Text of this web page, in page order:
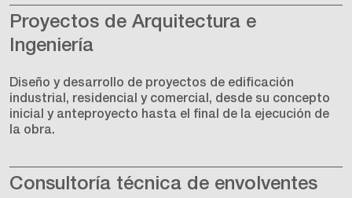
Proyectos de Arquitectura e
Ingeniería
Diseño y desarrollo de proyectos de edificación
industrial, residencial y comercial, desde su concepto
inicial y anteproyecto hasta el final de la ejecución de
la obra.
Consultoría técnica de envolventes